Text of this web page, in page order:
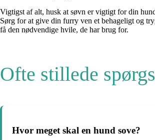
Vigtigst af alt, husk at søvn er vigtigt for din
Sørg for at give din furry ven et behageligt og
få den nødvendige hvile, de har brug for.
Ofte stillede
Hvor meget skal en hund sove?